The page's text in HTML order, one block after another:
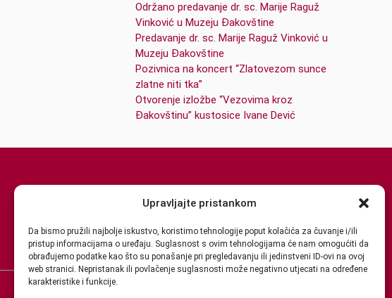
Upravljajte pristankom
Da bismo pružili najbolje iskustvo, koristimo tehnologije poput kolačića za čuvanje i/ili
pristup informacijama o uređaju. Suglasnost s ovim tehnologijama će nam omogućiti da
obrađujemo podatke kao što su ponašanje pri pregledavanju ili jedinstveni ID-ovi na ovoj
web stranici. Nepristanak ili povlačenje suglasnosti može negativno utjecati na određene
karakteristike i funkcije.
Održano predavanje dr. sc. Marije Raguž
Vinković u Muzeju Đakovštine
Predavanje dr. sc. Marije Raguž Vinković u
Muzeju Đakovštine
Pozivnica na koncert “Zlatovezom sunce
zlatne niti tka”
Otvorenje izložbe “Vezovima kroz
Đakovštinu” kustosice Ivane Dević